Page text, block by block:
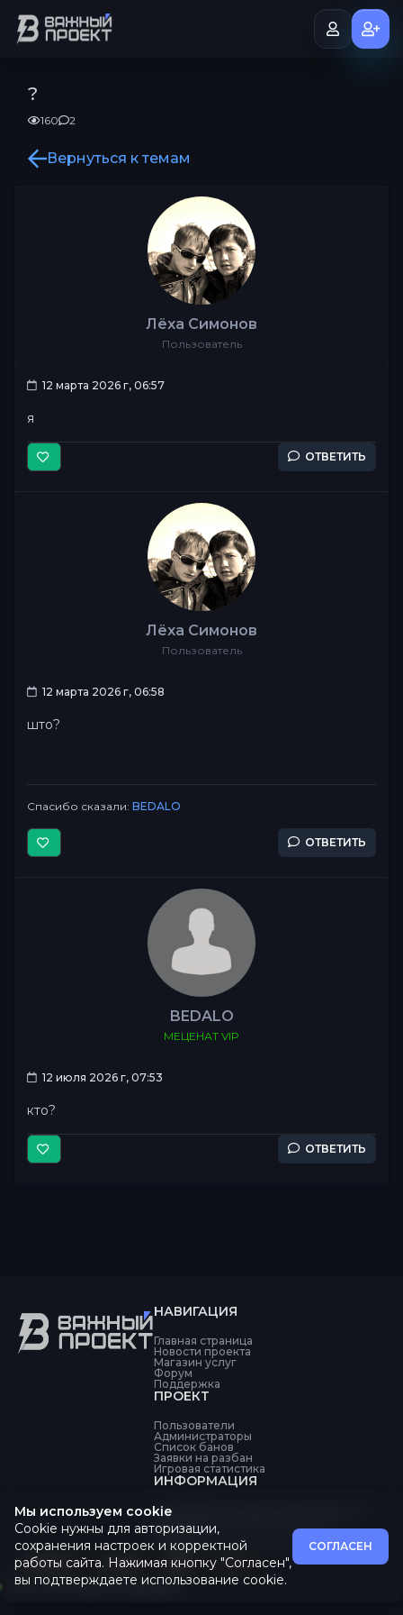
?
160 2
Вернуться к темам
Лёха Симонов
Пользователь
12 марта 2026 г, 06:57
я
ОТВЕТИТЬ
Лёха Симонов
Пользователь
12 марта 2026 г, 06:58
што?
Спасибо сказали: BEDALO
ОТВЕТИТЬ
BEDALO
МЕЦЕНАТ VIP
12 июля 2026 г, 07:53
кто?
ОТВЕТИТЬ
НАВИГАЦИЯ
Главная страница
Новости проекта
Магазин услуг
Форум
Поддержка
ПРОЕКТ
Пользователи
Администраторы
Список банов
Заявки на разбан
Игровая статистика
ИНФОРМАЦИЯ
Об обработке персональных данных
Оферта
Пользовательское соглашение
Все системы в порядке
Мы используем cookie
Cookie нужны для авторизации,
сохранения настроек и корректной
работы сайта. Нажимая кнопку "Согласен",
вы подтверждаете использование cookie.
СОГЛАСЕН